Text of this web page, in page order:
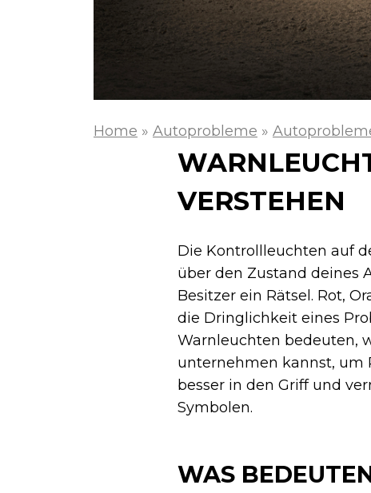
Home » Autoprobleme »
VERSTEHEN
Die Kontrollleuchten auf
über den Zustand deines
Besitzer ein Rätsel. Rot,
die Dringlichkeit eines
Warnleuchten bedeuten,
unternehmen kannst, um
besser in den Griff und
Symbolen.
WAS